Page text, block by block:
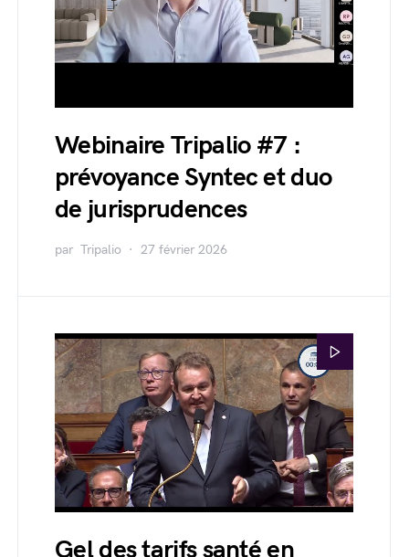
Webinaire Tripalio #7 :
prévoyance Syntec et duo
de jurisprudences
par Tripalio 27 février 2026
Gel des tarifs santé en